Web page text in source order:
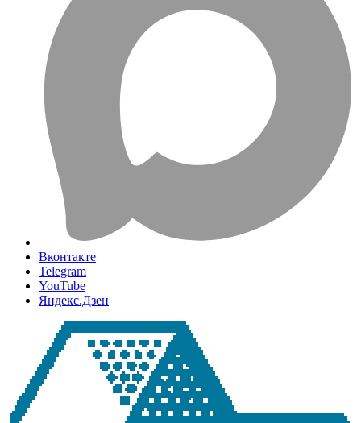
Вконтакте
Telegram
YouTube
Яндекс.Дзен